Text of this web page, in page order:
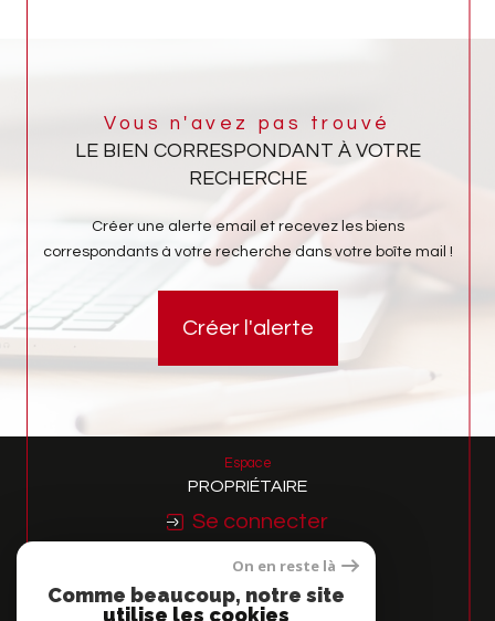
Vous n'avez pas trouvé
LE BIEN CORRESPONDANT À VOTRE
RECHERCHE
Créer une alerte email et recevez les biens
correspondants à votre recherche dans votre boîte mail !
Créer l'alerte
Espace
PROPRIÉTAIRE
Se connecter
Nous
ADHÉRONS
On en reste là
Comme beaucoup, notre site
utilise les cookies